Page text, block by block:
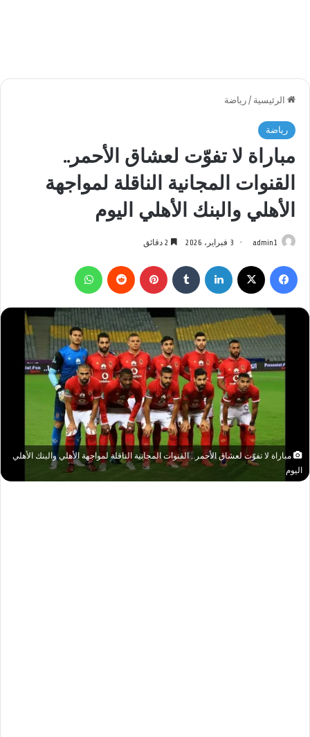
الرئيسية / رياضة
رياضة
مباراة لا تفوّت لعشاق الأحمر..
القنوات المجانية الناقلة لمواجهة
الأهلي والبنك الأهلي اليوم
admin1 3 فبراير، 2026
فيسبوك لينكدإن بينتيريست
مباراة لا تفوّت لعشاق الأحمر.. القنوات المجانية الناقلة لمواجهة الأهلي والبنك الأهلي
اليوم